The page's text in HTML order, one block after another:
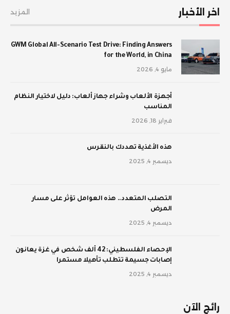
اخر الأخبار المزيد
GWM Global All-Scenario Test Drive: Finding Answers
for the World, in China
مايو 4, 2026
أجهزة الألعاب وشراء جهاز ألعاب: دليل لاختيار النظام
المناسب
فبراير 18, 2026
‫هذه الأغذية تهددك بالنقرس
ديسمبر 4, 2025
‫التصلب المتعدد.. هذه العوامل تؤثر على مسار
المرض
ديسمبر 4, 2025
الإحصاء الفلسطيني: 42 ألف شخص في غزة يعانون
إصابات جسيمة تتطلب تأهيلا مستمرا
ديسمبر 4, 2025
رائج الآن